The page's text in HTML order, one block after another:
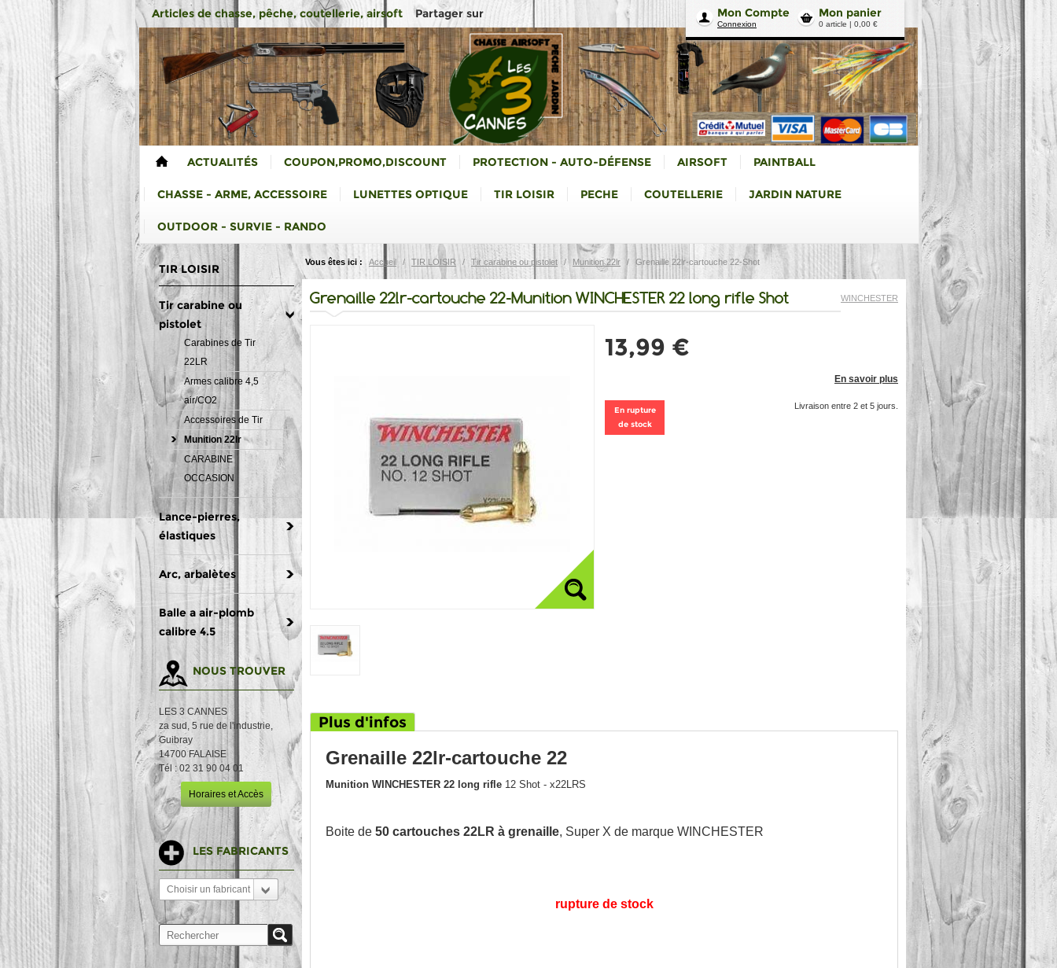
Mon panier
0 article | 0,00 €
Mon Compte
Connexion
Articles de chasse, pêche, coutellerie, airsoft Partager sur
ACTUALITÉS COUPON,PROMO,DISCOUNT PROTECTION - AUTO-DÉFENSE AIRSOFT PAINTBALL
CHASSE - ARME, ACCESSOIRE LUNETTES OPTIQUE TIR LOISIR PECHE COUTELLERIE JARDIN NATURE
OUTDOOR - SURVIE - RANDO
TIR LOISIR
Tir carabine ou
pistolet
Carabines de Tir
22LR
Armes calibre 4,5
air/CO2
Accessoires de Tir
Munition 22lr
CARABINE
OCCASION
Lance-pierres,
élastiques
Arc, arbalètes
Balle a air-plomb
calibre 4.5
NOUS TROUVER
LES 3 CANNES
za sud, 5 rue de l'industrie,
Guibray
14700 FALAISE
Tél : 02 31 90 04 01
Horaires et Accès
LES FABRICANTS
Choisir un fabricant
Vous êtes ici : Accueil / TIR LOISIR / Tir carabine ou pistolet / Munition 22lr / Grenaille 22lr-cartouche 22-Shot
WINCHESTER
Grenaille 22lr-cartouche 22-Munition WINCHESTER 22 long rifle Shot
13,99 €
En savoir plus
En rupture
de stock
Livraison entre 2 et 5 jours.
Plus d'infos
Grenaille 22lr-cartouche 22
Munition WINCHESTER 22 long rifle12 Shot - x22LRS
Boite de 50 cartouches 22LR à grenaille, Super X de marque WINCHESTER
rupture de stock